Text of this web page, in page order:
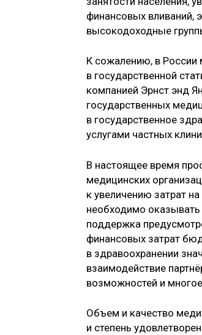
финансовых вливаний,
высокодоходные
К сожалению, в России
в государственной
компанией Эрнст энд
государственных
в государственное
услугами частных
В настоящее время
медицинских
к увеличению затрат
необходимо оказывать
поддержка
финансовых затрат
в здравоохранении
взаимодействие
возможностей и
Объем и качество
и степень